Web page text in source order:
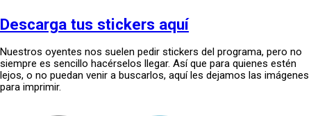
Descarga tus stickers aquí
Nuestros oyentes nos suelen pedir stickers del programa, pero no
siempre es sencillo hacérselos llegar. Así que para quienes estén
lejos, o no puedan venir a buscarlos, aquí les dejamos las imágenes
para imprimir.